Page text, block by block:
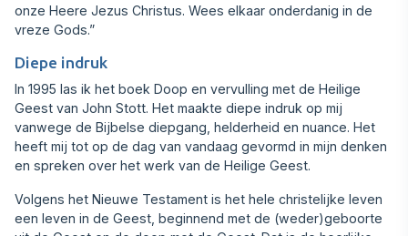
onze Heere Jezus Christus. Wees elkaar onderdanig in de
vreze Gods.”
Diepe indruk
In 1995 las ik het boek Doop en vervulling met de Heilige
Geest van John Stott. Het maakte diepe indruk op mij
vanwege de Bijbelse diepgang, hel‍derheid en nuance. Het
heeft mij tot op de dag van vandaag gevormd in mijn denken
en spreken over het werk van de Heilige Geest.
Volgens het Nieuwe Testament is het hele christe‍lijke leven
een leven in de Geest, beginnend met de (weder)geboorte